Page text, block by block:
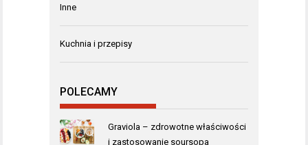
Inne
Kuchnia i przepisy
POLECAMY
Graviola – zdrowotne właściwości
i zastosowanie soursopa